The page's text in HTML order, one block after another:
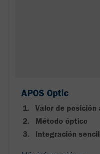
APOS Optic
Valor de posición
Método óptico
Integración